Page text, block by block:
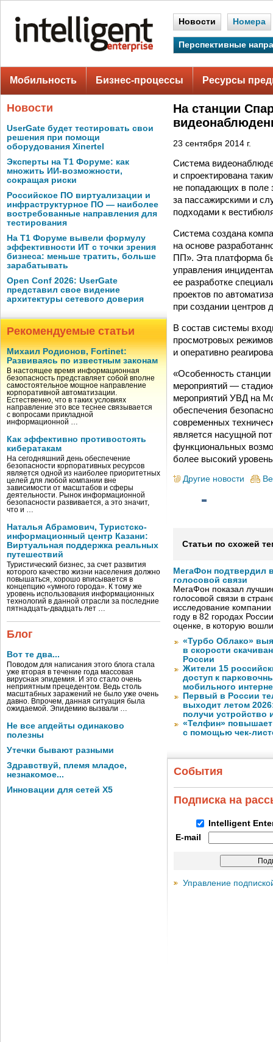
Новости Номера
Перспективные
Мобильность Бизнес-процессы Ресурсы
Новости
UserGate будет тестировать свои
решения при помощи
оборудования Xinertel
Эксперты на Т1 Форуме: как
множить ИИ-возможности,
сокращая риски
Российское ПО виртуализации и
инфраструктурное ПО — наиболее
востребованные направления для
тестирования
На Т1 Форуме вывели формулу
эффективности ИТ с точки зрения
бизнеса: меньше тратить, больше
зарабатывать
Open Conf 2026: UserGate
представил свое видение
архитектуры сетевого доверия
Рекомендуемые статьи
Михаил Родионов, Fortinet:
Развиваясь по известным законам
В настоящее время информационная
безопасность представляет собой вполне
самостоятельное мощное направление
корпоративной автоматизации.
Естественно, что в таких условиях
направление это все теснее связывается
с вопросами прикладной
информационной …
Как эффективно противостоять
кибератакам
На сегодняшний день обеспечение
безопасности корпоративных ресурсов
является одной из наиболее приоритетных
целей для любой компании вне
зависимости от масштабов и сферы
деятельности. Рынок информационной
безопасности развивается, а это значит,
что и …
Наталья Абрамович, Туристско-
информационный центр Казани:
Виртуальная поддержка реальных
путешествий
Туристический бизнес, за счет развития
которого качество жизни населения должно
повышаться, хорошо вписывается в
концепцию «умного города». К тому же
уровень использования информационных
технологий в данной отрасли за последние
пятнадцать-двадцать лет …
Блог
Вот те два...
Поводом для написания этого блога стала
уже вторая в течение года массовая
вирусная эпидемия. И это стало очень
неприятным прецедентом. Ведь столь
масштабных заражений не было уже очень
давно. Впрочем, данная ситуация была
ожидаемой. Эпидемию вызвали …
Не все апдейты одинаково
полезны
Утечки бывают разными
Здравствуй, племя младое,
незнакомое...
Инновации для сетей X5
На станции
23 сентября 2014 г.
Система
и спроектирована
не попадающих в поле
за пассажирскими и
подходами к
Система создана
на основе
ПП». Эта платформа
управления
ее разработке
проектов по
при создании центров
В состав системы
просмотровых
и оперативно
«Особенность
мероприятий —
мероприятий УВД на
обеспечения
современных
является насущной
функциональных
более высокий
Другие новости
Статьи по схожей
МегаФон подтвердил
голосовой связи
МегаФон показал
голосовой связи в
исследование
году в 82 городах
оценке, в которую
«Турбо Облако»
в скорости
России
Жители 15
доступ к
мобильного
Первый в России
выходит летом
получи устройство
«Телфин» повышает
с помощью чек-
События
Подписка на
Intelligent
E-mail
Управление